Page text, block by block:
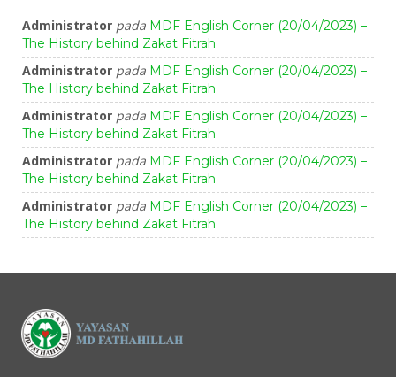
Administrator pada MDF English Corner (20/04/2023) –
The History behind Zakat Fitrah
Administrator pada MDF English Corner (20/04/2023) –
The History behind Zakat Fitrah
Administrator pada MDF English Corner (20/04/2023) –
The History behind Zakat Fitrah
Administrator pada MDF English Corner (20/04/2023) –
The History behind Zakat Fitrah
Administrator pada MDF English Corner (20/04/2023) –
The History behind Zakat Fitrah